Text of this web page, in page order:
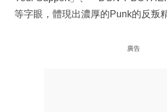
等字眼，體現出濃厚的Punk的反叛
廣告